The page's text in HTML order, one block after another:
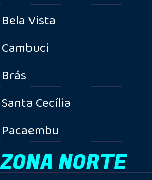
Bela Vista
Cambuci
Brás
Santa Cecília
Pacaembu
ZONA NORTE